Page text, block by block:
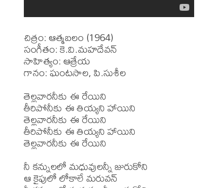
చిత్రం: ఆత్మబలం (1964)
సంగీతం: కె.వి.మహదేవన్
సాహిత్యం: ఆత్రేయ
గానం: ఘంటసాల, పి.సుశీల
తెల్లవారనీకు ఈ రేయిని
తీరిపోనీకు ఈ తియ్యని హాయిని
తెల్లవారనీకు ఈ రేయిని
తీరిపోనీకు ఈ తియ్యని హాయిని
తెల్లవారనీకు ఈ రేయిని
నీ కన్నులలో మధువులన్నీ జురుకోని
ఆ కైపులో లోకాలే మరువన్